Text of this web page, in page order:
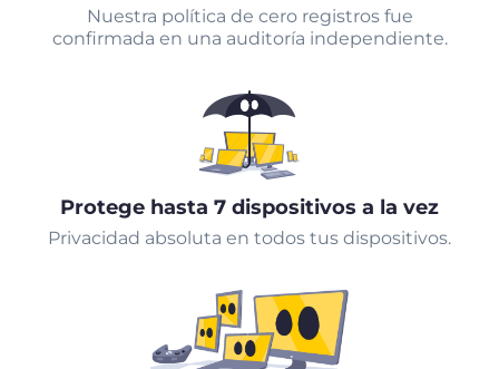
Nuestra política de cero registros fue
confirmada en una auditoría independiente.
Protege hasta 7 dispositivos a la vez
Privacidad absoluta en todos tus dispositivos.